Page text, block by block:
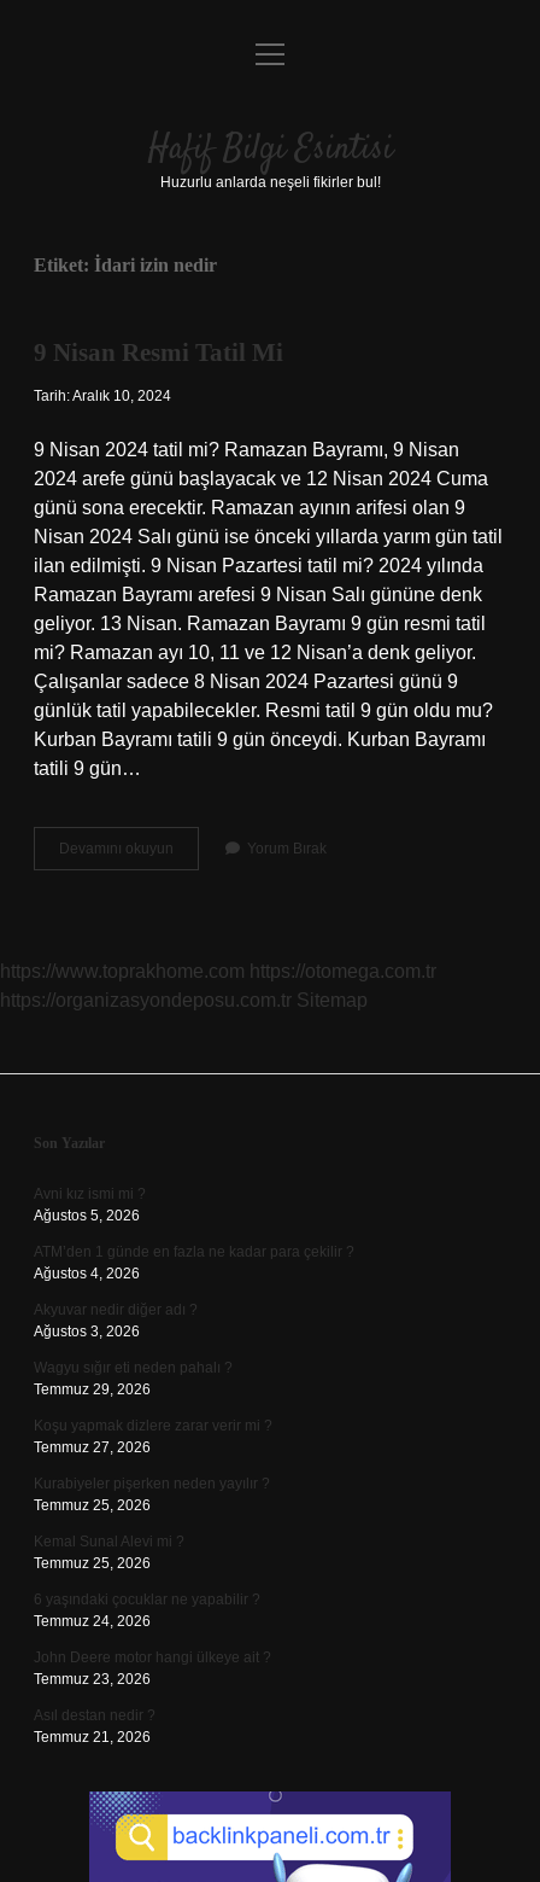
Anasayfa
Yasal Uyarı
menüyü
Hafif Bilgi Esintisi
Huzurlu anlarda neşeli fikirler bul!
Etiket: İdari izin nedir
9 Nisan Resmi Tatil Mi
Tarih: Aralık 10, 2024
9 Nisan 2024 tatil mi? Ramazan Bayramı, 9 Nisan
2024 arefe günü başlayacak ve 12 Nisan 2024 Cuma
günü sona erecektir. Ramazan ayının arifesi olan 9
Nisan 2024 Salı günü ise önceki yıllarda yarım gün tatil
ilan edilmişti. 9 Nisan Pazartesi tatil mi? 2024 yılında
Ramazan Bayramı arefesi 9 Nisan Salı gününe denk
geliyor. 13 Nisan. Ramazan Bayramı 9 gün resmi tatil
mi? Ramazan ayı 10, 11 ve 12 Nisan’a denk geliyor.
Çalışanlar sadece 8 Nisan 2024 Pazartesi günü 9
günlük tatil yapabilecekler. Resmi tatil 9 gün oldu mu?
Kurban Bayramı tatili 9 gün önceydi. Kurban Bayramı
tatili 9 gün…
Devamını okuyun
Nisan
Yorum Bırak
https://www.toprakhome.com https://otomega.com.tr
https://organizasyondeposu.com.tr Sitemap
Sidebar
Son Yazılar
Avni kız ismi mi ?
Ağustos 5, 2026
ATM’den 1 günde en fazla ne kadar para çekilir ?
Ağustos 4, 2026
Akyuvar nedir diğer adı ?
Ağustos 3, 2026
Wagyu sığır eti neden pahalı ?
Temmuz 29, 2026
Koşu yapmak dizlere zarar verir mi ?
Temmuz 27, 2026
Kurabiyeler pişerken neden yayılır ?
Temmuz 25, 2026
Kemal Sunal Alevi mi ?
Temmuz 25, 2026
6 yaşındaki çocuklar ne yapabilir ?
Temmuz 24, 2026
John Deere motor hangi ülkeye ait ?
Temmuz 23, 2026
Asıl destan nedir ?
Temmuz 21, 2026